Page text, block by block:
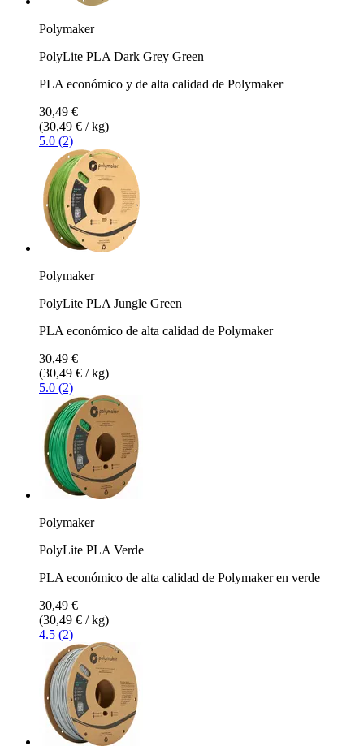
Polymaker
PolyLite PLA Dark Grey Green
PLA económico y de alta calidad de Polymaker
30,49 €
(30,49 € / kg)
5.0 (2)
Polymaker
PolyLite PLA Jungle Green
PLA económico de alta calidad de Polymaker
30,49 €
(30,49 € / kg)
5.0 (2)
Polymaker
PolyLite PLA Verde
PLA económico de alta calidad de Polymaker en verde
30,49 €
(30,49 € / kg)
4.5 (2)